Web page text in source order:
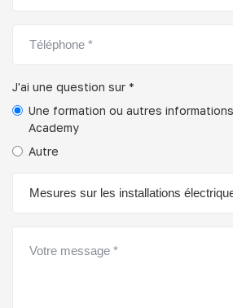
J'ai une question sur *
Une formation ou autres
Academy
Autre